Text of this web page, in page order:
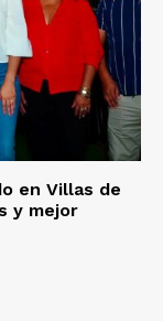
en Villas de
y mejor